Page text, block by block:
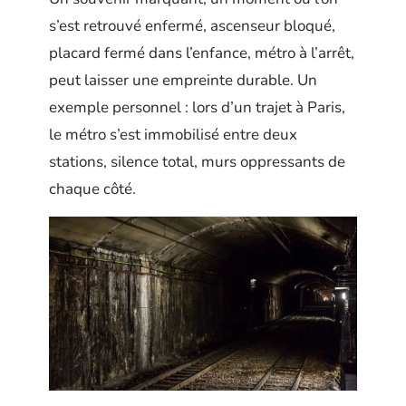
s’est retrouvé enfermé, ascenseur bloqué,
placard fermé dans l’enfance, métro à l’arrêt,
peut laisser une empreinte durable. Un
exemple personnel : lors d’un trajet à Paris,
le métro s’est immobilisé entre deux
stations, silence total, murs oppressants de
chaque côté.